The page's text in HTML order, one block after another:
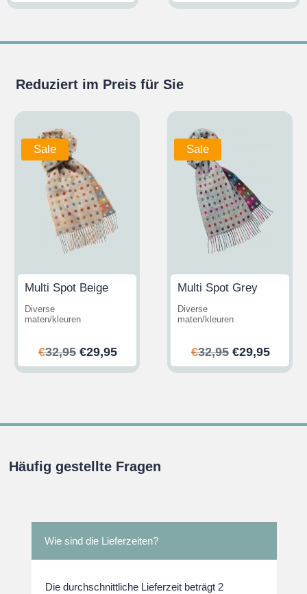
Reduziert im Preis für Sie
Sale
Multi Spot Beige
Diverse
maten/kleuren
€32,95 Ursprünglicher
Preis
€29,95Aktueller
Preis
Sale
Multi Spot Grey
Diverse
maten/kleuren
€32,95
Preis
€29,95
Preis
Häufig gestellte Fragen
Wie sind die Lieferzeiten?
Die durchschnittliche Lieferzeit beträgt 2